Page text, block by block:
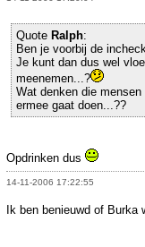
Quote Ralph:
Ben je voorbij de
Je kunt dan dus wel
meenemen...?
Wat denken die
ermee gaat doen...??
Opdrinken dus
14-11-2006 17:22:55
Ik ben benieuwd of Burka